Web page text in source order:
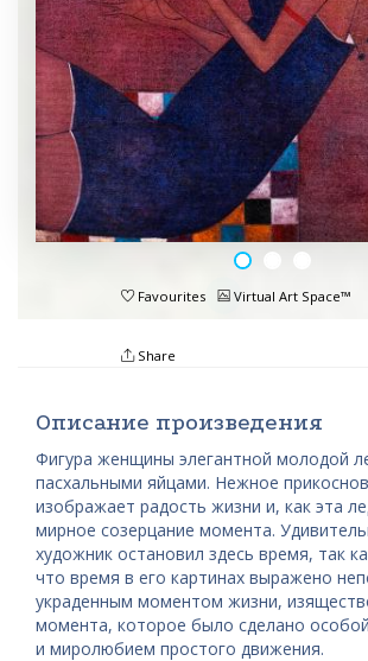
Favourites Virtual Art Space™
Share
Описание произведения
Фигура женщины элегантной молодой
пасхальными яйцами. Нежное
изображает радость жизни и, как эта
мирное созерцание момента.
художник остановил здесь время, так
что время в его картинах выражено
украденным моментом жизни,
момента, которое было сделано
и миролюбием простого движения.